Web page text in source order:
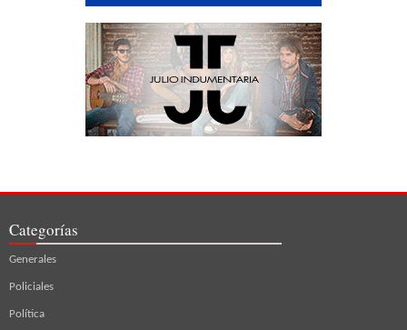
Categorías
Generales
Policiales
Política